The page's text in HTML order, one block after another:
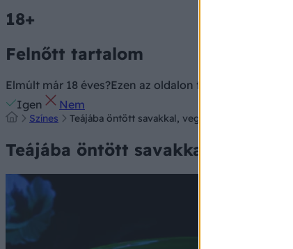
18+
Felnőtt tartalom
Elmúlt már 18 éves?Ezen az oldalon felnőtt tartalom
Igen
Nem
Színes Teájába öntött savakkal, vegyszerekkel
Teájába öntött savakkal,